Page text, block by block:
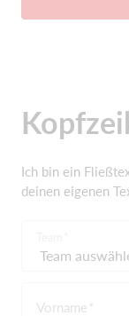
Ich bin ein
deinen eigenen
Vorname